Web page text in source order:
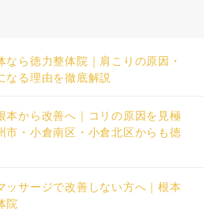
ら徳力整体院｜肩こりの原因・
なる理由を徹底解説
本から改善へ｜コリの原因を見極
市・小倉南区・小倉北区からも徳
ッサージで改善しない方へ｜根本
院